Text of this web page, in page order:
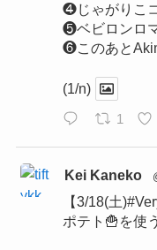
❹じゃがりこ
❺ベビロンロ
❻このあと
(1/n)
1
Kei Kaneko
【3/18(土
ポテト🍟を使